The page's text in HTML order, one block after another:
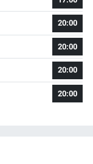
20:00
20:00
20:00
20:00